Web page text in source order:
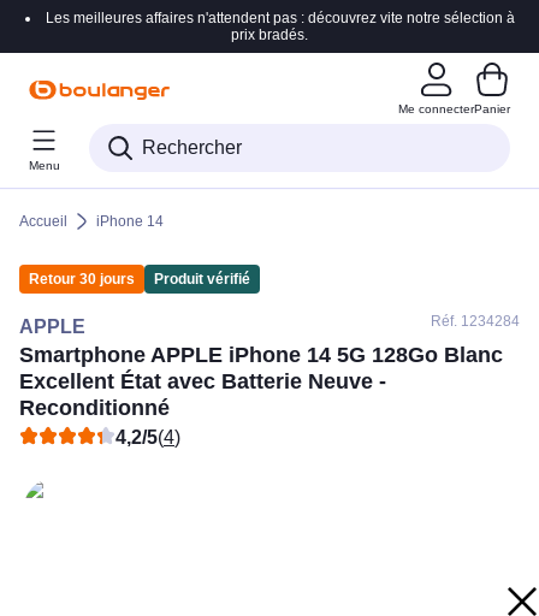
Accéder directement à la navigation
Accéder directement au chatbot
Les meilleures affaires n'attendent pas : découvrez vite notre sélection à
prix bradés.
Me connecterPanier
Menu
Accueil iPhone 14
Retour 30 jours Produit vérifié
APPLE Réf. 1234284
Smartphone APPLE iPhone 14 5G 128Go Blanc
Excellent État avec Batterie Neuve -
Reconditionné
4,2/5(4)